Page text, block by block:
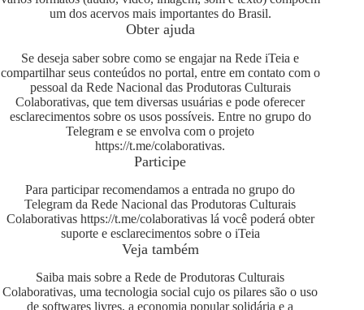
um dos acervos mais importantes do Brasil.
Obter ajuda
Se deseja saber sobre como se engajar na Rede iTeia e
compartilhar seus conteúdos no portal, entre em contato com o
pessoal da Rede Nacional das Produtoras Culturais
Colaborativas, que tem diversas usuárias e pode oferecer
esclarecimentos sobre os usos possíveis. Entre no grupo do
Telegram e se envolva com o projeto
https://t.me/colaborativas.
Participe
Para participar recomendamos a entrada no grupo do
Telegram da Rede Nacional das Produtoras Culturais
Colaborativas https://t.me/colaborativaslá você poderá obter
suporte e esclarecimentos sobre o iTeia
Veja também
Saiba mais sobre a Rede de Produtoras Culturais
Colaborativas, uma tecnologia social cujo os pilares são o uso
de softwares livres, a economia popular solidária e a